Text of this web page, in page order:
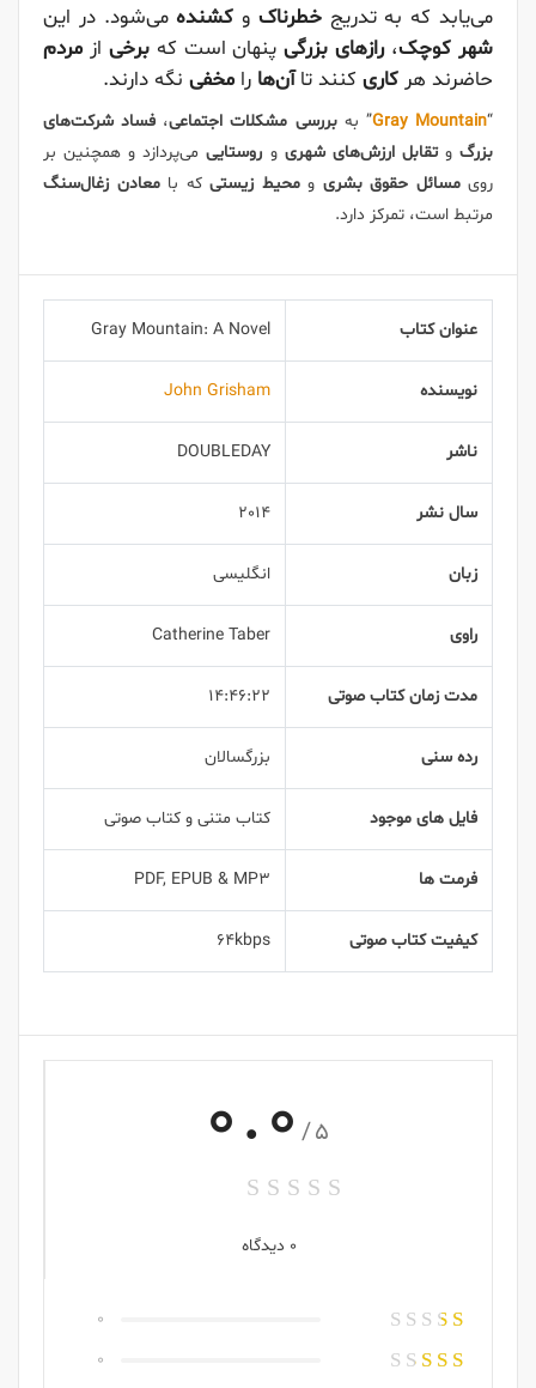
می‌یابد که به تدریجخطرناک و کشنده می‌شود. در این
شهر کوچک،رازهای بزرگیپنهان است کهبرخی ازمردم
حاضرند هر کاری کنند تاآن‌ها رامخفی نگه دارند.
“
Gray Mountain” به بررسی مشکلات اجتماعی، فساد شرکت‌های
بزرگو تقابل ارزش‌های شهری و روستاییمی‌پردازد و همچنین بر
روی مسائل حقوق بشری ومحیط زیستی که بامعادن زغال‌سنگ
مرتبط است، تمرکز دارد.
عنوان کتاب Gray Mountain: A Novel
نویسنده John Grisham
ناشر DOUBLEDAY
سال نشر 2014
زبان انگلیسی
راوی Catherine Taber
مدت زمان کتاب صوتی 14:46:22
رده سنی بزرگسالان
فایل های موجود کتاب متنی و کتاب صوتی
فرمت ها PDF, EPUB & MP3
کیفیت کتاب صوتی 64kbps
0.0 /5
0 دیدگاه
0
0